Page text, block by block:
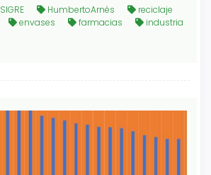
SIGRE HumbertoArnés
reciclaje
envases farmacias
industria